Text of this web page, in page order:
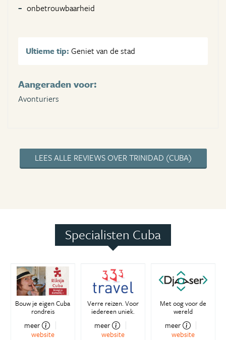
onbetrouwbaarheid
Ultieme tip: Geniet van de stad
Aangeraden voor:
Avonturiers
LEES ALLE REVIEWS OVER TRINIDAD (CUBA)
Specialisten Cuba
Bouw je eigen Cuba
rondreis
meer
website
Verre reizen. Voor
iedereen uniek.
meer
website
Met oog voor de
wereld
meer
website